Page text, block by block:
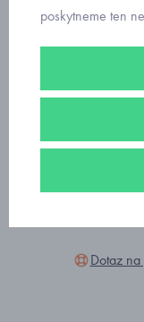
Dotaz
poskytneme ten